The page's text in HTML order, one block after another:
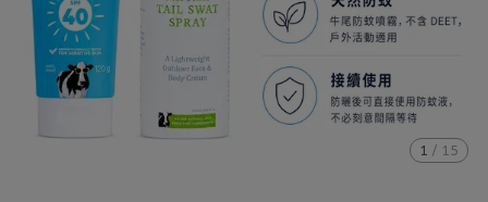
1 / 15